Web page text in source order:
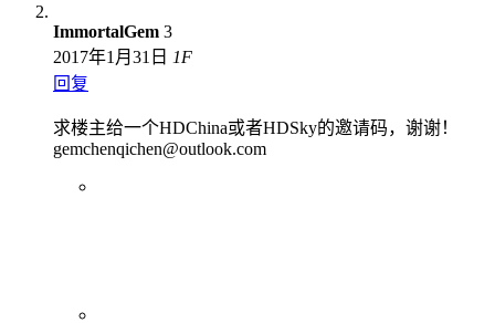
ImmortalGem 3
2017年1月31日 1F
回复
求楼主给一个HDChina或者HDSky的邀请码，谢谢！
gemchenqichen@outlook.com